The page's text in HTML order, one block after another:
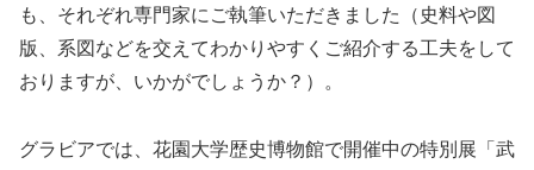
も、それぞれ専門家にご執筆いただきました（史料や図
版、系図などを交えてわかりやすくご紹介する工夫をして
おりますが、いかがでしょうか？）。
グラビアでは、花園大学歴史博物館で開催中の特別展「武